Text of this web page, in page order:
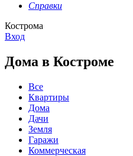
Справки
Кострома
Вход
Дома в Костроме
Все
Квартиры
Дома
Дачи
Земля
Гаражи
Коммерческая